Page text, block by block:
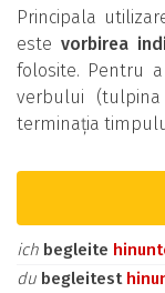
Principala
este vorbirea
folosite. Pentru
verbului
terminația
ich begleite
du begleitest